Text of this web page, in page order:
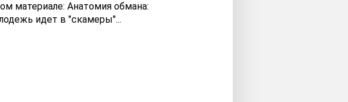
материале: Анатомия обмана:
идет в "скамеры"...